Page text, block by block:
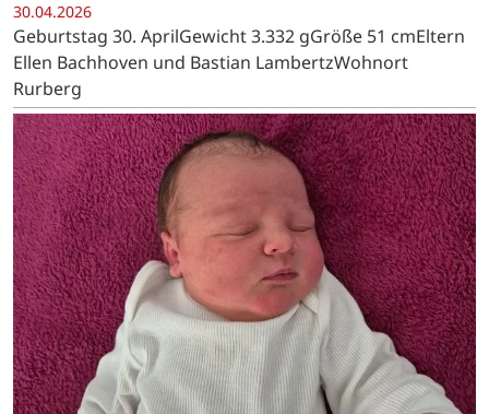
30.04.2026
Geburtstag 30. AprilGewicht 3.332 gGröße 51 cmEltern
Ellen Bachhoven und Bastian LambertzWohnort
Rurberg